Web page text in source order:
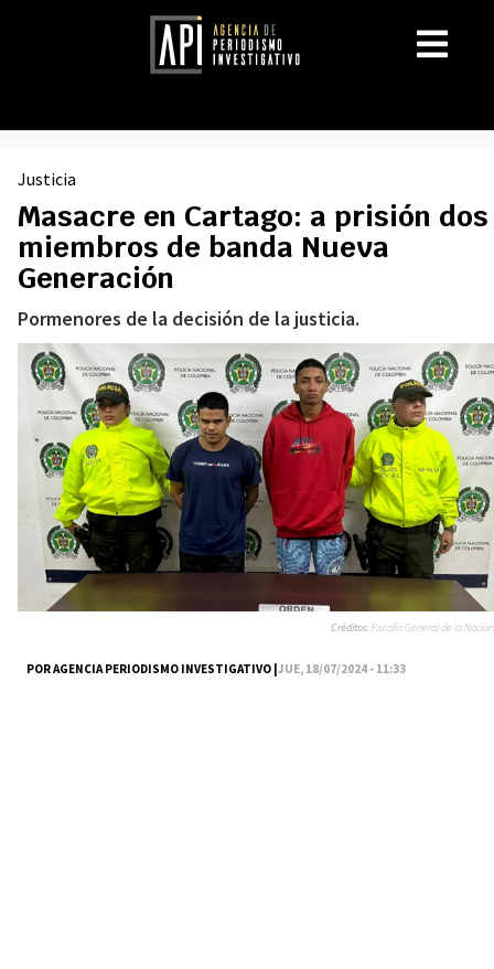
Justicia
Masacre en Cartago: a prisión dos
miembros de banda Nueva
Generación
Pormenores de la decisión de la justicia.
POR AGENCIA PERIODISMO INVESTIGATIVO |JUE, 18/07/2024 - 11:33
Créditos:Fiscalía General de la Nación